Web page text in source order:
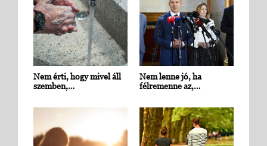
Nem érti, hogy mivel áll
szemben,…
Nem lenne jó, ha
félremenne az,…